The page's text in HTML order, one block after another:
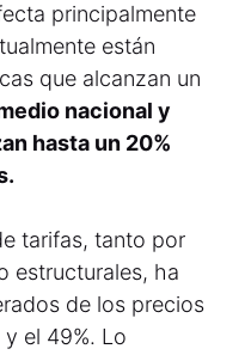
principalmente
están
que alcanzan un
nacional y
hasta un 20%
tarifas, tanto por
estructurales, ha
de los precios
el 49%. Lo